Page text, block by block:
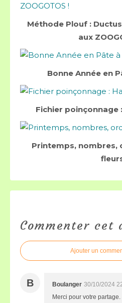
Méthode Plouf :
aux
Bonne Année en
Fichier poinçonnage
Printemps, nombres,
Commenter cet
Ajouter un
B Boulanger 30/10/2024
Merci pour votre